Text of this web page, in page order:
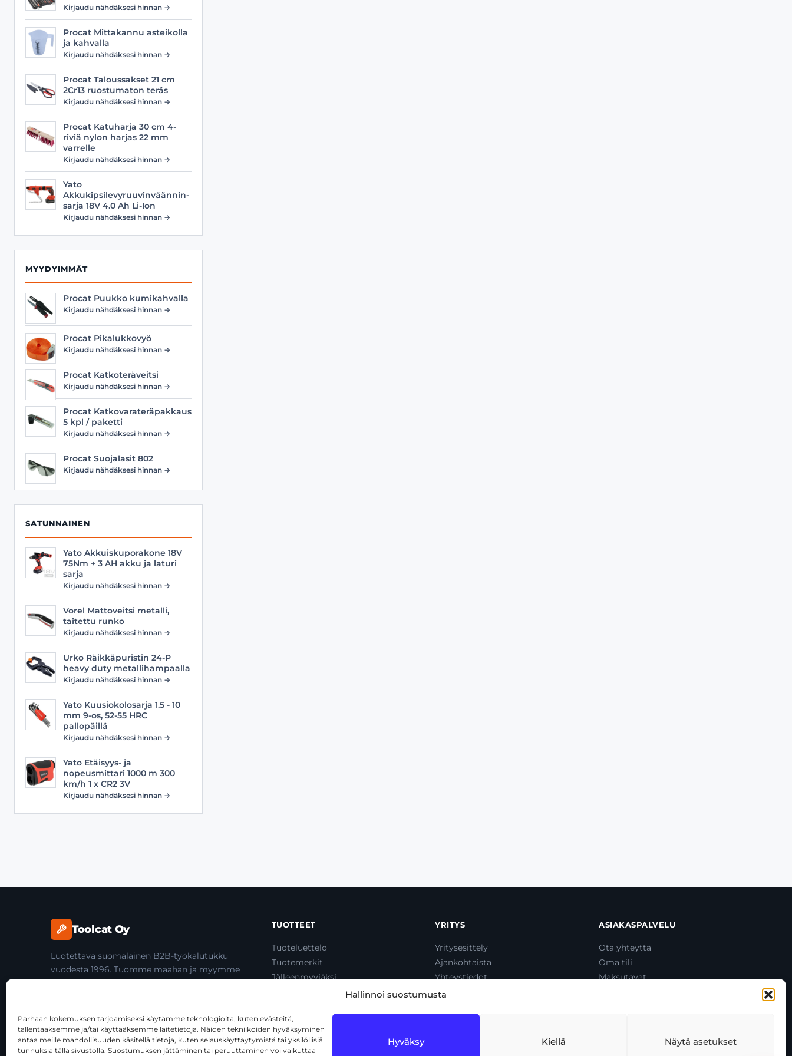
Hallinnoi suostumusta
Parhaan kokemuksen tarjoamiseksi käytämme teknologioita, kuten evästeitä,
tallentaaksemme ja/tai käyttääksemme laitetietoja. Näiden tekniikoiden hyväksyminen
antaa meille mahdollisuuden käsitellä tietoja, kuten selauskäyttäytymistä tai yksilöllisiä
tunnuksia tällä sivustolla. Suostumuksen jättäminen tai peruuttaminen voi vaikuttaa
Hyväksy Kiellä Näytä asetukset
Vyöt
Kirjaudu nähdäksesi hinnan →
Procat Mittakannu asteikolla
ja kahvalla
Kirjaudu nähdäksesi hinnan →
Procat Taloussakset 21 cm
2Cr13 ruostumaton teräs
Kirjaudu nähdäksesi hinnan →
Procat Katuharja 30 cm 4-
riviä nylon harjas 22 mm
varrelle
Kirjaudu nähdäksesi hinnan →
Yato
Akkukipsilevyruuvinväännin-
sarja 18V 4.0 Ah Li-Ion
Kirjaudu nähdäksesi hinnan →
MYYDYIMMÄT
Procat Puukko kumikahvalla
Kirjaudu nähdäksesi hinnan →
Procat Pikalukkovyö
Kirjaudu nähdäksesi hinnan →
Procat Katkoteräveitsi
Kirjaudu nähdäksesi hinnan →
Procat Katkovarateräpakkaus
5 kpl / paketti
Kirjaudu nähdäksesi hinnan →
Procat Suojalasit 802
Kirjaudu nähdäksesi hinnan →
SATUNNAINEN
Yato Akkuiskuporakone 18V
75Nm + 3 AH akku ja laturi
sarja
Kirjaudu nähdäksesi hinnan →
Vorel Mattoveitsi metalli,
taitettu runko
Kirjaudu nähdäksesi hinnan →
Urko Räikkäpuristin 24-P
heavy duty metallihampaalla
Kirjaudu nähdäksesi hinnan →
Yato Kuusiokolosarja 1.5 - 10
mm 9-os, 52-55 HRC
pallopäillä
Kirjaudu nähdäksesi hinnan →
Yato Etäisyys- ja
nopeusmittari 1000 m 300
km/h 1 x CR2 3V
Kirjaudu nähdäksesi hinnan →
Toolcat Oy
Luotettava suomalainen B2B-työkalutukku
vuodesta 1996. Tuomme maahan ja myymme
TUOTTEET
Tuoteluettelo
Tuotemerkit
Jälleenmyyjäksi
YRITYS
Yritysesittely
Ajankohtaista
Yhteystiedot
ASIAKASPALVELU
Ota yhteyttä
Oma tili
Maksutavat
asiakaspalvelu@toolcat.fi